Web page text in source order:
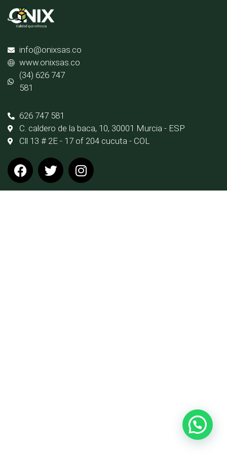
info@onixsas.co
www.onixsas.co
(34) 626 747
581
626 747 581
C. caldero de la baca, 10, 30001 Murcia - ESP
Cll 13 # 2E - 17 of 204 cucuta - COL